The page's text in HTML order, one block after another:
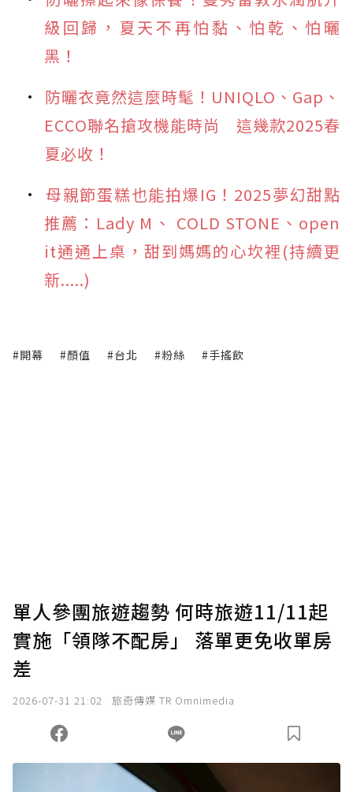
級回歸，夏天不再怕黏、怕乾、怕曬
黑！
防曬衣竟然這麼時髦！UNIQLO、Gap、
ECCO聯名搶攻機能時尚 這幾款2025春
夏必收！
母親節蛋糕也能拍爆IG！2025夢幻甜點
推薦：Lady M、 COLD STONE、open
it通通上桌，甜到媽媽的心坎裡(持續更
新.....)
#開幕 #顏值 #台北 #粉絲 #手搖飲
單人參團旅遊趨勢 何時旅遊11/11起
實施「領隊不配房」 落單更免收單房
差
2026-07-31 21:02 旅奇傳媒 TR Omnimedia